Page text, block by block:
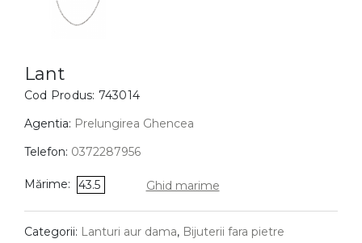
BIJUTERII COPII
Cercei
Bratari
Coliere
Lanturi
Pandantive
DIAMANTE Vezi toate
Lant
Cod Produs: 743014
Agentia: Prelungirea Ghencea
Telefon: 0372287956
Mărime: 43.5 Ghid marime
Categorii: Lanturi aur dama, Bijuterii fara pietre